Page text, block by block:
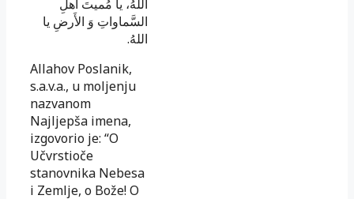
اللهُ، يا مُميتَ أهلِ
السَّماواتِ وَ الأَرضِ يا
اللهُ.
Allahov Poslanik,
s.a.v.a., u moljenju
nazvanom
Najljepša imena,
izgovorio je: “O
Učvrstioče
stanovnika Nebesa
i Zemlje, o Bože! O